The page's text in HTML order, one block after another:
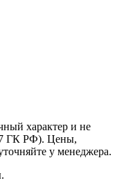
характер и не
ГК РФ). Цены,
у менеджера.